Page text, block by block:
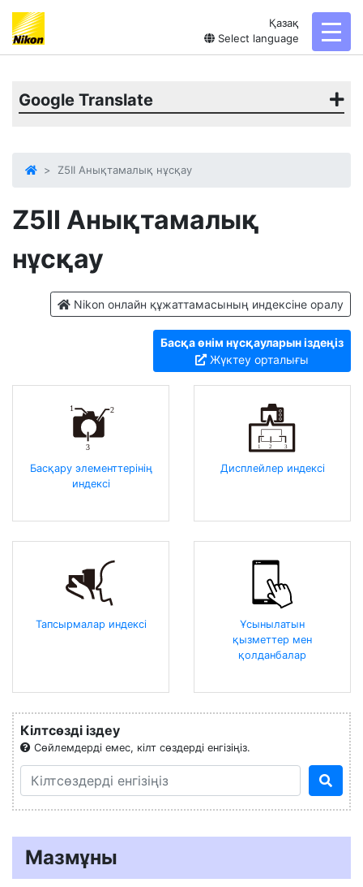
Қазақ
Select language
Google Translate
Z5II Анықтамалық нұсқау
Z5II Анықтамалық
нұсқау
Nikon онлайн құжаттамасының индексіне оралу
Басқа өнім нұсқауларын іздеңіз
Жүктеу орталығы
Басқару элементтерінің
индексі
Дисплейлер индексі
Тапсырмалар индексі
Ұсынылатын
қызметтер мен
қолданбалар
Кілтсөзді іздеу
Сөйлемдерді емес, кілт сөздерді енгізіңіз.
Мазмұны